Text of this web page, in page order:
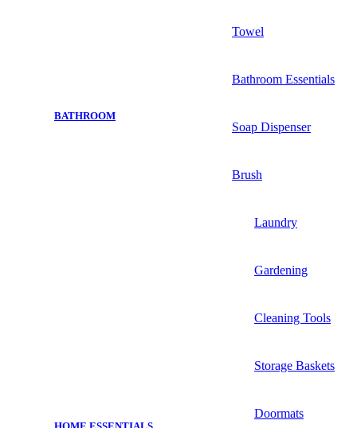
BATHROOM
Towel
Bathroom Essentials
Soap Dispenser
Brush
Laundry
Gardening
Cleaning Tools
Storage Baskets
Doormats